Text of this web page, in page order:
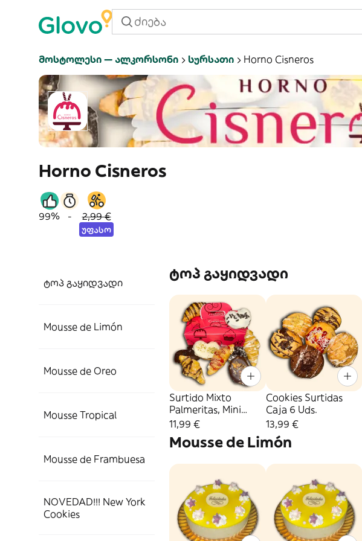
Მოსტოლესი — Ალკორსონი Სურსათი Horno Cisneros
Horno Cisneros
99% - 2,99 €
უფასო
ტოპ გაყიდვადი
Mousse de Limón
Mousse de Oreo
Mousse Tropical
Mousse de Frambuesa
NOVEDAD!!! New York
Cookies
ტოპ გაყიდვადი
Surtido Mixto
Palmeritas, Mini
Croissants y
Briochitos Caja 8
Uds.
11,99 €
Cookies Surtidas
Caja 6 Uds.
13,99 €
Mousse de Limón